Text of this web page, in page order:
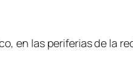
en las periferias de la